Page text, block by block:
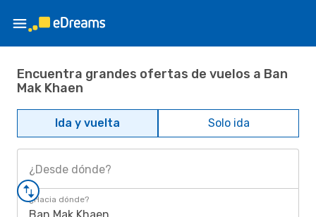
Encuentra grandes ofertas de vuelos a Ban
Mak Khaen
Ida y vuelta Solo ida
¿Desde dónde?
¿Hacia dónde?